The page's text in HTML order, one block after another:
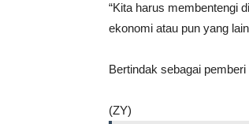
“Kita harus membentengi
ekonomi atau pun yang
Bertindak sebagai
(ZY)